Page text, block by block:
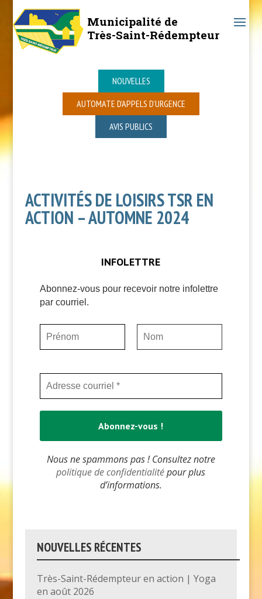
Municipalité de
Très-Saint-Rédempteur
NOUVELLES
AUTOMATE D’APPELS D’URGENCE
AVIS PUBLICS
ACTIVITÉS DE LOISIRS TSR EN
ACTION – AUTOMNE 2024
INFOLETTRE
Abonnez-vous pour recevoir notre infolettre
par courriel.
Nous ne spammons pas ! Consultez notre
politique de confidentialitépour plus
d’informations.
NOUVELLES RÉCENTES
Très-Saint-Rédempteur en action | Yoga
en août 2026